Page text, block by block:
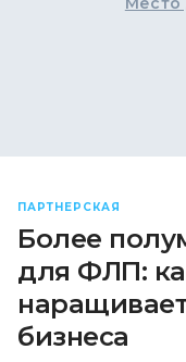
ПАРТНЕРСКАЯ
Более
для ФЛП:
бизнеса